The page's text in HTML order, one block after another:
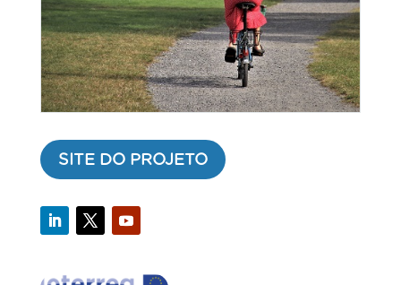
SITE DO PROJETO